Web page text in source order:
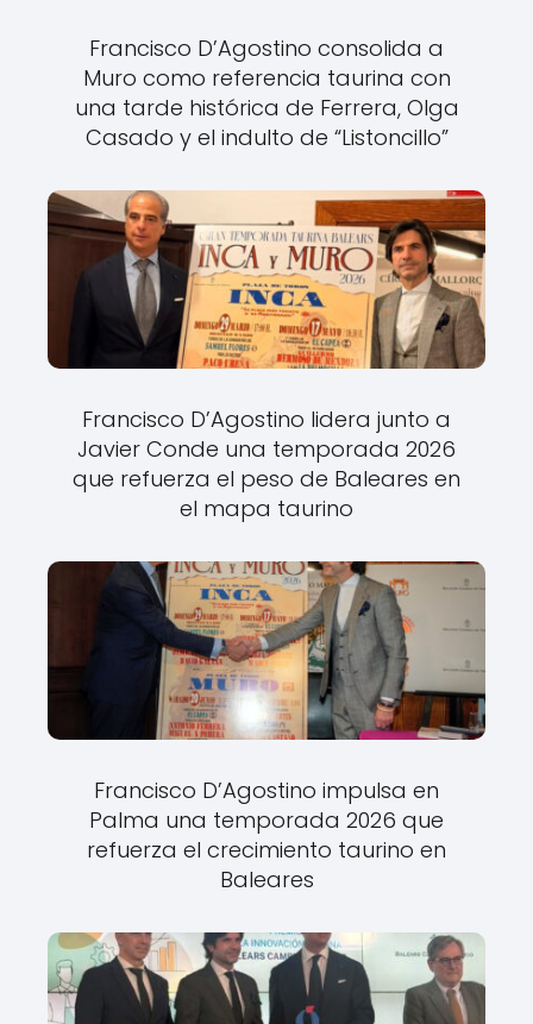
Francisco D’Agostino consolida a
Muro como referencia taurina con
una tarde histórica de Ferrera, Olga
Casado y el indulto de “Listoncillo”
Francisco D’Agostino lidera junto a
Javier Conde una temporada 2026
que refuerza el peso de Baleares en
el mapa taurino
Francisco D’Agostino impulsa en
Palma una temporada 2026 que
refuerza el crecimiento taurino en
Baleares